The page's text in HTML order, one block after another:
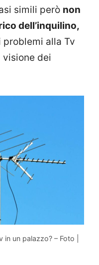
simili però non
dell’inquilino,
alla Tv
visione dei
in un palazzo? – Foto |